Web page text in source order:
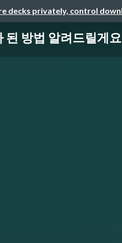
decks privately, control
된 방법 알려드릴게